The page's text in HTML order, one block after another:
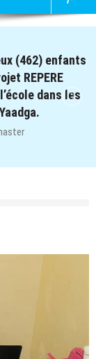
(462) enfants
REPERE
dans les